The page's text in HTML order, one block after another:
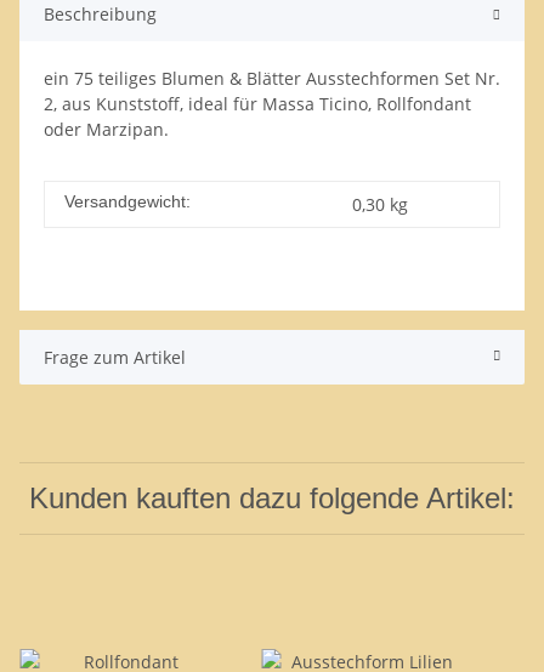
Beschreibung
ein 75 teiliges Blumen & Blätter Ausstechformen Set Nr.
2, aus Kunststoff, ideal für Massa Ticino, Rollfondant
oder Marzipan.
Versandgewicht: 0,30 kg
Frage zum Artikel
Kunden kauften dazu folgende Artikel: